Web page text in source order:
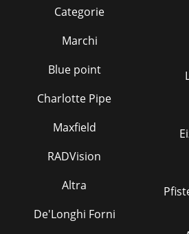
Categorie
Marchi
Blue point
Charlotte Pipe
Maxfield
RADVision
Altra
De'Longhi Forni
Pfister GT49-